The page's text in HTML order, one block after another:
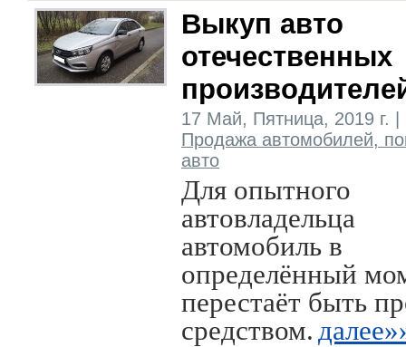
Выкуп авто
отечественных
17 Май, Пятница, 2019 г. |
Продажа автомобилей,
авто
Для опытного
автовладельца
автомобиль в
определённый
перестаёт быть
средством.